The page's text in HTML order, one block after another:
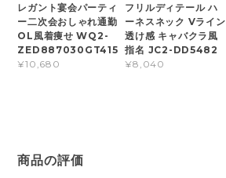
レガント宴会パーティ
ー二次会おしゃれ通勤
OL風着痩せ WQ2-
ZED887030GT415
¥10,680
フリルディテール ハ
ーネスネック Vライン
透け感 キャバクラ風
指名 JC2-DD5482
¥8,040
商品の評価